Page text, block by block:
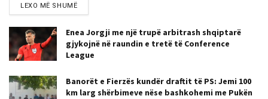
LEXO MË SHUMË
Enea Jorgji me një trupë arbitrash shqiptarë
gjykojnë në raundin e tretë të Conference
League
Banorët e Fierzës kundër draftit të PS: Jemi 100
km larg shërbimeve nëse bashkohemi me Pukën